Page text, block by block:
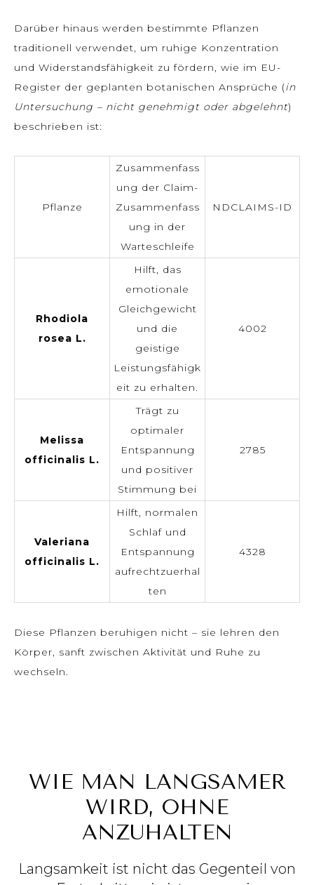
Darüber hinaus werden bestimmte Pflanzen
traditionell verwendet, um ruhige Konzentration
und Widerstandsfähigkeit zu fördern, wie im EU-
Register der geplanten botanischen Ansprüche (in
Untersuchung – nicht genehmigt oder abgelehnt)
beschrieben ist:
Pflanze
Zusammenfass
ung der Claim-
Zusammenfass
ung in der
Warteschleife
NDCLAIMS-ID
Rhodiola
rosea L.
Hilft, das
emotionale
Gleichgewicht
und die
geistige
Leistungsfähigk
eit zu erhalten.
4002
Melissa
officinalis L.
Trägt zu
optimaler
Entspannung
und positiver
Stimmung bei
2785
Valeriana
officinalis L.
Hilft, normalen
Schlaf und
Entspannung
aufrechtzuerhal
ten
4328
Diese Pflanzen beruhigen nicht – sie lehren den
Körper, sanft zwischen Aktivität und Ruhe zu
wechseln.
WIE MAN LANGSAMER
WIRD, OHNE
ANZUHALTEN
Langsamkeit ist nicht das Gegenteil von